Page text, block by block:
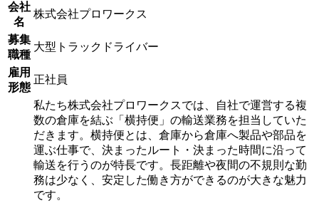
会社
名
株式会社プロワークス
募集
職種
大型トラックドライバー
雇用
形態
正社員
私たち株式会社プロワークスでは、自社で運営する複
数の倉庫を結ぶ「横持便」の輸送業務を担当していた
だきます。横持便とは、倉庫から倉庫へ製品や部品を
運ぶ仕事で、決まったルート・決まった時間に沿って
輸送を行うのが特長です。長距離や夜間の不規則な勤
務は少なく、安定した働き方ができるのが大きな魅力
です。